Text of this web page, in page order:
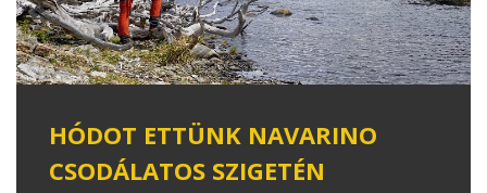
HÓDOT ETTÜNK NAVARINO
CSODÁLATOS SZIGETÉN